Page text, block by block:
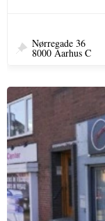
Nørregade 36
8000 Aarhus C